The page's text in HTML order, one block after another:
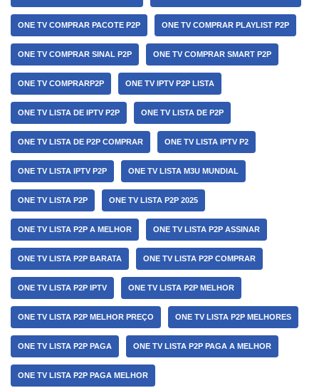
ONE TV COMPRAR PACOTE P2P ONE TV COMPRAR PLAYLIST P2P
ONE TV COMPRAR SINAL P2P ONE TV COMPRAR SMART P2P
ONE TV COMPRARP2P ONE TV IPTV P2P LISTA
ONE TV LISTA DE IPTV P2P ONE TV LISTA DE P2P
ONE TV LISTA DE P2P COMPRAR ONE TV LISTA IPTV P2
ONE TV LISTA IPTV P2P ONE TV LISTA M3U MUNDIAL
ONE TV LISTA P2P ONE TV LISTA P2P 2025
ONE TV LISTA P2P A MELHOR ONE TV LISTA P2P ASSINAR
ONE TV LISTA P2P BARATA ONE TV LISTA P2P COMPRAR
ONE TV LISTA P2P IPTV ONE TV LISTA P2P MELHOR
ONE TV LISTA P2P MELHOR PREÇO ONE TV LISTA P2P MELHORES
ONE TV LISTA P2P PAGA ONE TV LISTA P2P PAGA A MELHOR
ONE TV LISTA P2P PAGA MELHOR